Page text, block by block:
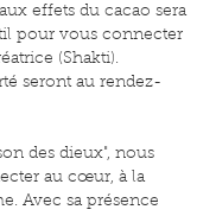
effets du cacao sera
pour vous connecter
(Shakti).
seront au rendez-
des dieux", nous
au cœur, à la
Avec sa présence